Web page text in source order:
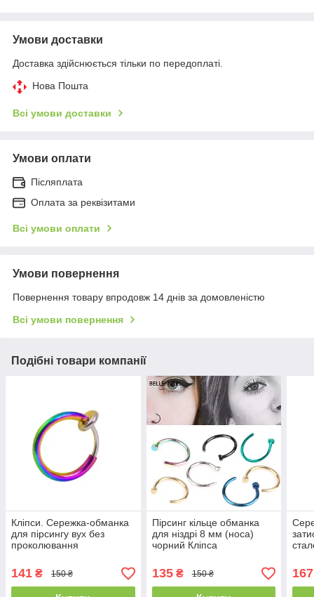
Умови доставки
Доставка здійснюється тільки по передоплаті.
Нова Пошта
Всі умови доставки
Умови оплати
Післяплата
Оплата за реквізитами
Всі умови оплати
Умови повернення
Повернення товару впродовж 14 днів за домовленістю
Всі умови повернення
Подібні товари компанії
Кліпси. Сережка-обманка
для пірсингу вух без
проколювання
141 ₴ 150 ₴
Пірсинг кільце обманка
для ніздрі 8 мм (носа)
чорний Кліпса
135₴ 150 ₴